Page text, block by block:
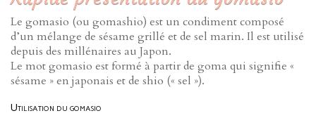
Le gomasio (ou gomashio) est un condiment composé
d’un mélange de sésame grillé et de sel marin. Il est utilisé
depuis des millénaires au Japon.
Le mot gomasio est formé à partir de goma qui signifie «
sésame » en japonais et de shio (« sel »).
Utilisation du gomasio